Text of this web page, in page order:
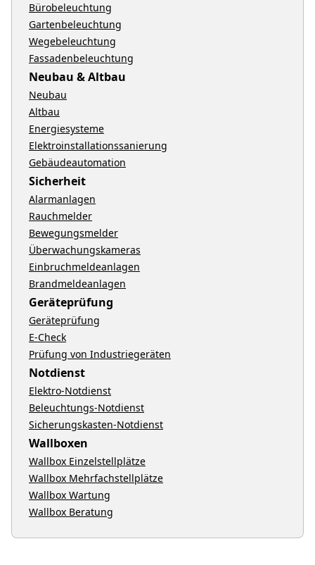
Bürobeleuchtung
Gartenbeleuchtung
Wegebeleuchtung
Fassadenbeleuchtung
Neubau & Altbau
Neubau
Altbau
Energiesysteme
Elektroinstallationssanierung
Gebäudeautomation
Sicherheit
Alarmanlagen
Rauchmelder
Bewegungsmelder
Überwachungskameras
Einbruchmeldeanlagen
Brandmeldeanlagen
Geräteprüfung
Geräteprüfung
E-Check
Prüfung von Industriegeräten
Notdienst
Elektro-Notdienst
Beleuchtungs-Notdienst
Sicherungskasten-Notdienst
Wallboxen
Wallbox Einzelstellplätze
Wallbox Mehrfachstellplätze
Wallbox Wartung
Wallbox Beratung